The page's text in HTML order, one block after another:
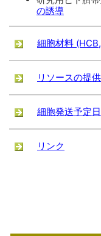
の誘導
細胞材料
リソースの提
細胞発送予定日
リンク